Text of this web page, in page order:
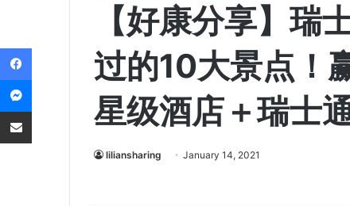
【好康分享】
过的10大景点！
星级酒店＋瑞士
liliansharing January 14, 2021
Facebook
Messenger
Share via Email